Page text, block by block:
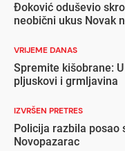
Đoković oduševio
neobični ukus Novak
VRIJEME DANAS
Spremite kišobrane:
pljuskovi i grmljavina
IZVRŠEN PRETRES
Policija razbila posao
Novopazarac